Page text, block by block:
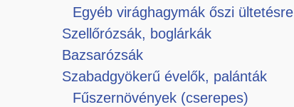
Egyéb virághagymák őszi ültetésre
Szellőrózsák, boglárkák
Bazsarózsák
Szabadgyökerű évelők, palánták
Fűszernövények (cserepes)